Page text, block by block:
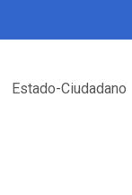
Estado-Ciudadano